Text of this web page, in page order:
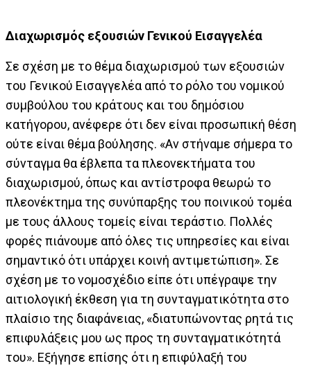
Διαχωρισμός εξουσιών Γενικού Εισαγγελέα
Σε σχέση με το θέμα διαχωρισμού των εξουσιών
του Γενικού Εισαγγελέα από το ρόλο του νομικού
συμβούλου του κράτους και του δημόσιου
κατήγορου, ανέφερε ότι δεν είναι προσωπική θέση
ούτε είναι θέμα βούλησης. «Αν στήναμε σήμερα το
σύνταγμα θα έβλεπα τα πλεονεκτήματα του
διαχωρισμού, όπως και αντίστροφα θεωρώ το
πλεονέκτημα της συνύπαρξης του ποινικού τομέα
με τους άλλους τομείς είναι τεράστιο. Πολλές
φορές πιάνουμε από όλες τις υπηρεσίες και είναι
σημαντικό ότι υπάρχει κοινή αντιμετώπιση». Σε
σχέση με το νομοσχέδιο είπε ότι υπέγραψε την
αιτιολογική έκθεση για τη συνταγματικότητα στο
πλαίσιο της διαφάνειας, «διατυπώνοντας ρητά τις
επιφυλάξεις μου ως προς τη συνταγματικότητά
του». Εξήγησε επίσης ότι η επιφύλαξή του